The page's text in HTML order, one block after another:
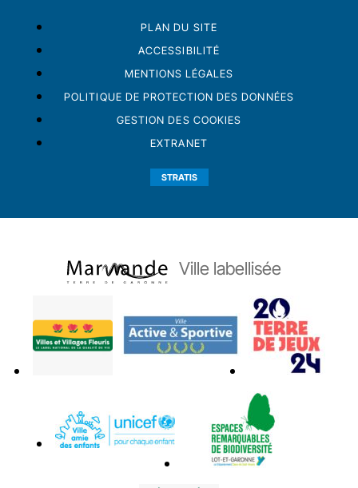
PLAN DU SITE
ACCESSIBILITÉ
MENTIONS LÉGALES
POLITIQUE DE PROTECTION DES DONNÉES
GESTION DES COOKIES
EXTRANET
STRATIS
Ville labellisée